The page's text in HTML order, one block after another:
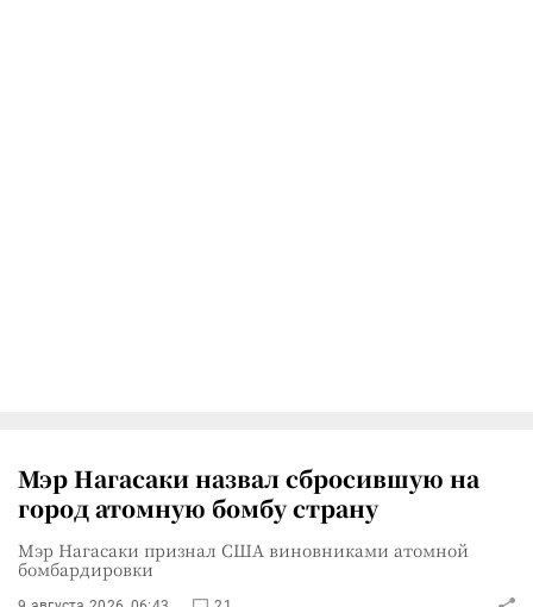
Мэр Нагасаки назвал сбросившую на
город атомную бомбу страну
Мэр Нагасаки признал США виновниками атомной
бомбардировки